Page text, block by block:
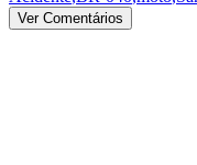
Ver Comentários